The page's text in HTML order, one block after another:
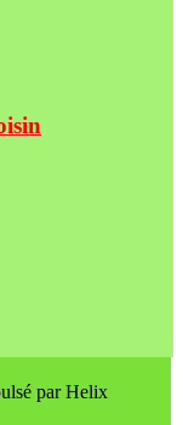
par Helix